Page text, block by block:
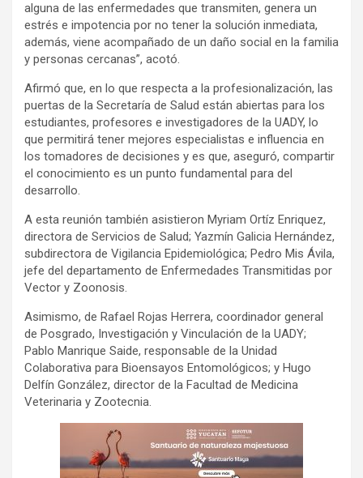
alguna de las enfermedades que transmiten, genera un
estrés e impotencia por no tener la solución inmediata,
además, viene acompañado de un daño social en la familia
y personas cercanas”, acotó.
Afirmó que, en lo que respecta a la profesionalización, las
puertas de la Secretaría de Salud están abiertas para los
estudiantes, profesores e investigadores de la UADY, lo
que permitirá tener mejores especialistas e influencia en
los tomadores de decisiones y es que, aseguró, compartir
el conocimiento es un punto fundamental para del
desarrollo.
A esta reunión también asistieron Myriam Ortíz Enriquez,
directora de Servicios de Salud; Yazmín Galicia Hernández,
subdirectora de Vigilancia Epidemiológica; Pedro Mis Ávila,
jefe del departamento de Enfermedades Transmitidas por
Vector y Zoonosis.
Asimismo, de Rafael Rojas Herrera, coordinador general
de Posgrado, Investigación y Vinculación de la UADY;
Pablo Manrique Saide, responsable de la Unidad
Colaborativa para Bioensayos Entomológicos; y Hugo
Delfín González, director de la Facultad de Medicina
Veterinaria y Zootecnia.